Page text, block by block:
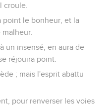
croule.
point le bonheur, et la
un insensé, en aura de
réjouira point.
; mais l'esprit abattu
pour renverser les voies